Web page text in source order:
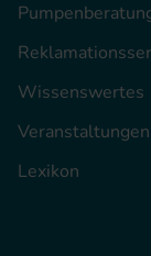
Wissenswertes
Veranstaltungen
Lexikon